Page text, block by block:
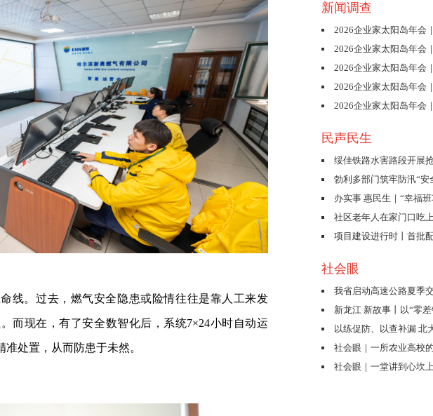
线。过去，燃气安全隐患或险情往往是靠人工来发
而现在，有了安全数智化后，系统7×24小时自动运
处置，从而防患于未然。